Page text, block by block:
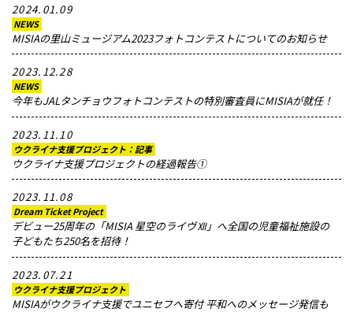
2024.01.09
NEWS
MISIAの里山ミュージアム2023フォトコンテストについてのお知らせ
2023.12.28
NEWS
今年もJALタンチョウフォトコンテストの特別審査員にMISIAが就任！
2023.11.10
ウクライナ支援プロジェクト：記事
ウクライナ支援プロジェクトの経過報告①
2023.11.08
Dream Ticket Project
デビュー25周年の「MISIA 星空のライヴⅫ」へ全国の児童福祉施設の
子どもたち250名を招待！
2023.07.21
ウクライナ支援プロジェクト
MISIAがウクライナ支援でユニセフへ寄付 平和へのメッセージ発信も